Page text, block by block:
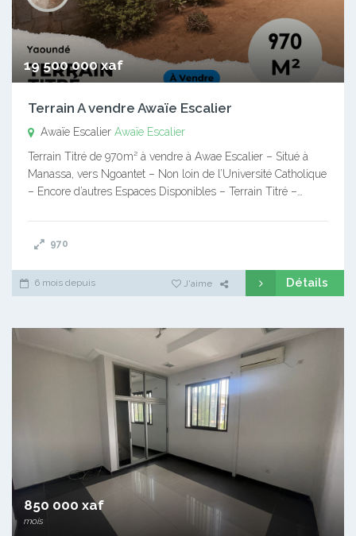
19 500 000 xaf
Terrain A vendre Awaïe Escalier
Awaïe Escalier Awaïe Escalier
Terrain Titré de 970m² à vendre à Awae Escalier – Situé à
Manassa, vers Ngoantet – Non loin de l’Université Catholique
– Encore d’autres Espaces Disponibles – Terrain Titré –…
970
6 mois depuis J'aime Détails
850 000 xaf
mois